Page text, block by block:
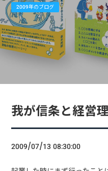
2009年のブログ
我が信条と経営
2009/07/13 08:30:00